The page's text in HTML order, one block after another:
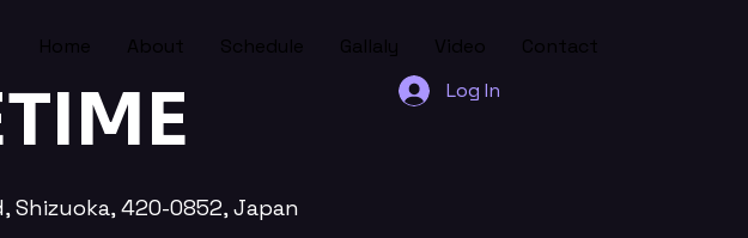
Home About Schedule Gallaly Video
Contact
Log In
Shizuoka, 420-0852, Japan